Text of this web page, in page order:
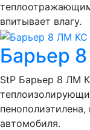
впитывает влагу.
Барьер
StP Барьер 8 ЛМ
автомобиля.